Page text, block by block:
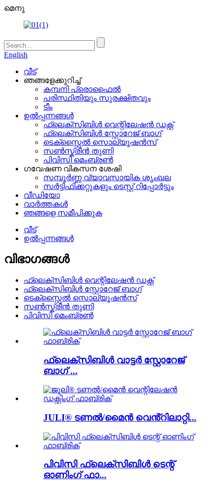
മെനു
English
വീട്
ഞങ്ങളേക്കുറിച്ച്
കമ്പനി പ്രൊഫൈൽ
പരിസ്ഥിതിയും സുരക്ഷിതവും
ടീം
ഉൽപ്പന്നങ്ങൾ
ഫ്ലെക്സിബിൾ വെന്റിലേഷൻ ഡക്റ്റ്
ഫ്ലെക്സിബിൾ സ്റ്റോറേജ് ബാഗ്
ടെക്സ്റ്റൈൽ സൊല്യൂഷൻസ്
സൺസ്ക്രീൻ തുണി
പിവിസി മെംബ്രൺ
ഗവേഷണ വികസന ശേഷി
സമ്പൂർണ്ണ വ്യാവസായിക ശൃംഖല
സർട്ടിഫിക്കറ്റുകളും ടെസ്റ്റ് റിപ്പോർട്ടും
വീഡിയോ
വാർത്തകൾ
ഞങ്ങളെ സമീപിക്കുക
വീട്
ഉൽപ്പന്നങ്ങൾ
വിഭാഗങ്ങൾ
ഫ്ലെക്സിബിൾ വെന്റിലേഷൻ ഡക്റ്റ്
ഫ്ലെക്സിബിൾ സ്റ്റോറേജ് ബാഗ്
ടെക്സ്റ്റൈൽ സൊല്യൂഷൻസ്
സൺസ്ക്രീൻ തുണി
പിവിസി മെംബ്രൺ
ഫ്ലെക്സിബിൾ വാട്ടർ സ്റ്റോറേജ്
ബാഗ് ...
JULI® ടണൽ/മൈൻ വെൻ്റിലാറ്റി...
പിവിസി ഫ്ലെക്സിബിൾ ടെന്റ്
ഓണിംഗ് ഫാ...